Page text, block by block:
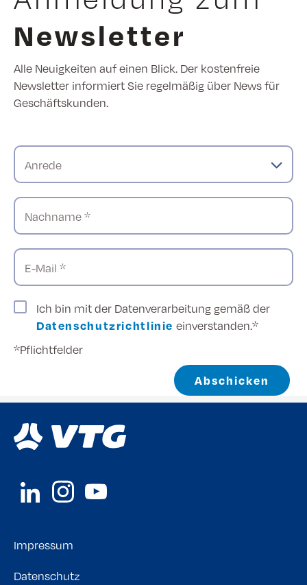
Newsletter
Alle Neuigkeiten auf einen Blick. Der kostenfreie
Newsletter informiert Sie regelmäßig über News für
Geschäftskunden.
Anrede
Nachname *
E-Mail *
Ich bin mit der Datenverarbeitung gemäß der
Datenschutzrichtlinie einverstanden.*
*Pflichtfelder
Abschicken
Impressum
Datenschutz